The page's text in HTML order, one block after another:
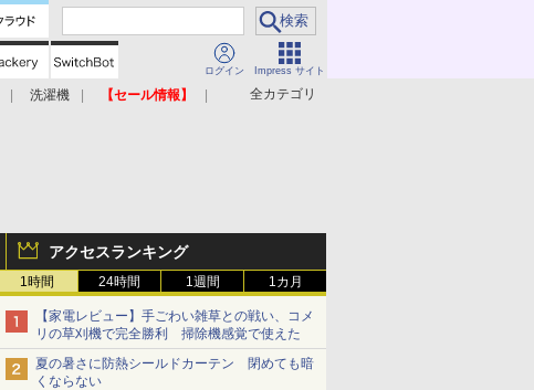
ログイン Impress サイト
全カテゴリ
洗濯機
【セール情報】
アクセスランキング
1時間 24時間 1週間 1カ月
【家電レビュー】手ごわい雑草との戦い、コメ
リの草刈機で完全勝利 掃除機感覚で使えた
夏の暑さに防熱シールドカーテン 閉めても暗
くならない